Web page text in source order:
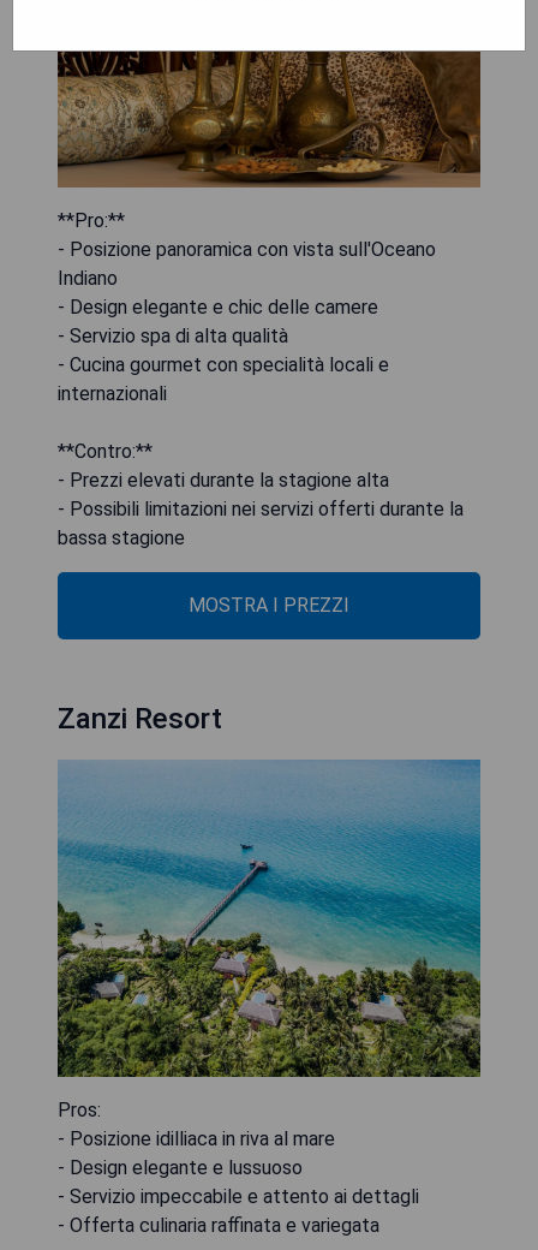
**Pro:**
- Posizione panoramica con vista sull'Oceano
Indiano
- Design elegante e chic delle camere
- Servizio spa di alta qualità
- Cucina gourmet con specialità locali e
internazionali
**Contro:**
- Prezzi elevati durante la stagione alta
- Possibili limitazioni nei servizi offerti durante la
bassa stagione
MOSTRA I PREZZI
Zanzi Resort
Pros:
- Posizione idilliaca in riva al mare
- Design elegante e lussuoso
- Servizio impeccabile e attento ai dettagli
- Offerta culinaria raffinata e variegata